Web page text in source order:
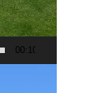
00:10